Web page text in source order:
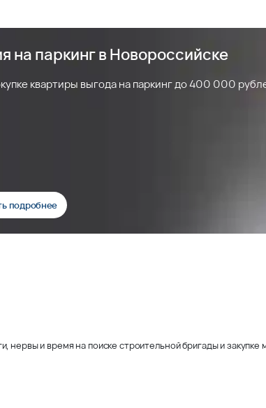
на паркинг в Новороссийске
квартиры выгода на паркинг до 400 000
подробнее
и время на поиске строительной бригады и закупке